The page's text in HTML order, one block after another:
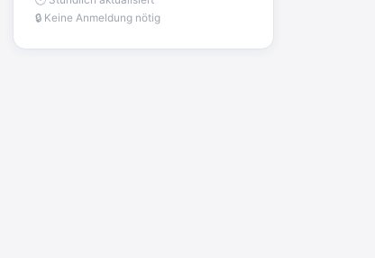
🔒 Keine Anmeldung nötig
Joachim
Gratis 11 versch. Orthomol